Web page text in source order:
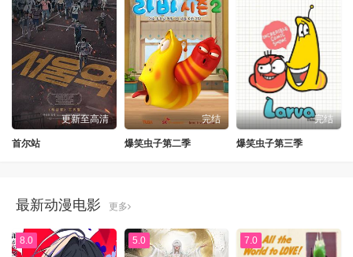
更新至高清
首尔站
完结
爆笑虫子第二季
完结
爆笑虫子第三季
最新动漫电影 更多
8.0 5.0 7.0